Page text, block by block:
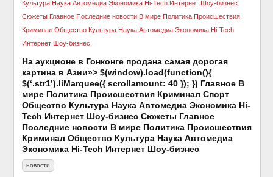
На аукционе в Гонконге продана самая дорогая
картина в Азии»> $(window).load(function(){
$(‘.str1’).liMarquee({ scrollamount: 40 }); }) Главное В
мире Политика Происшествия Криминал Спорт
Общество Культура Наука Автомедиа Экономика Hi-
Tech Интернет Шоу-бизнес Сюжеты Главное
Последние новости В мире Политика Происшествия
Криминал Общество Культура Наука Автомедиа
Экономика Hi-Tech Интернет Шоу-бизнес
новости